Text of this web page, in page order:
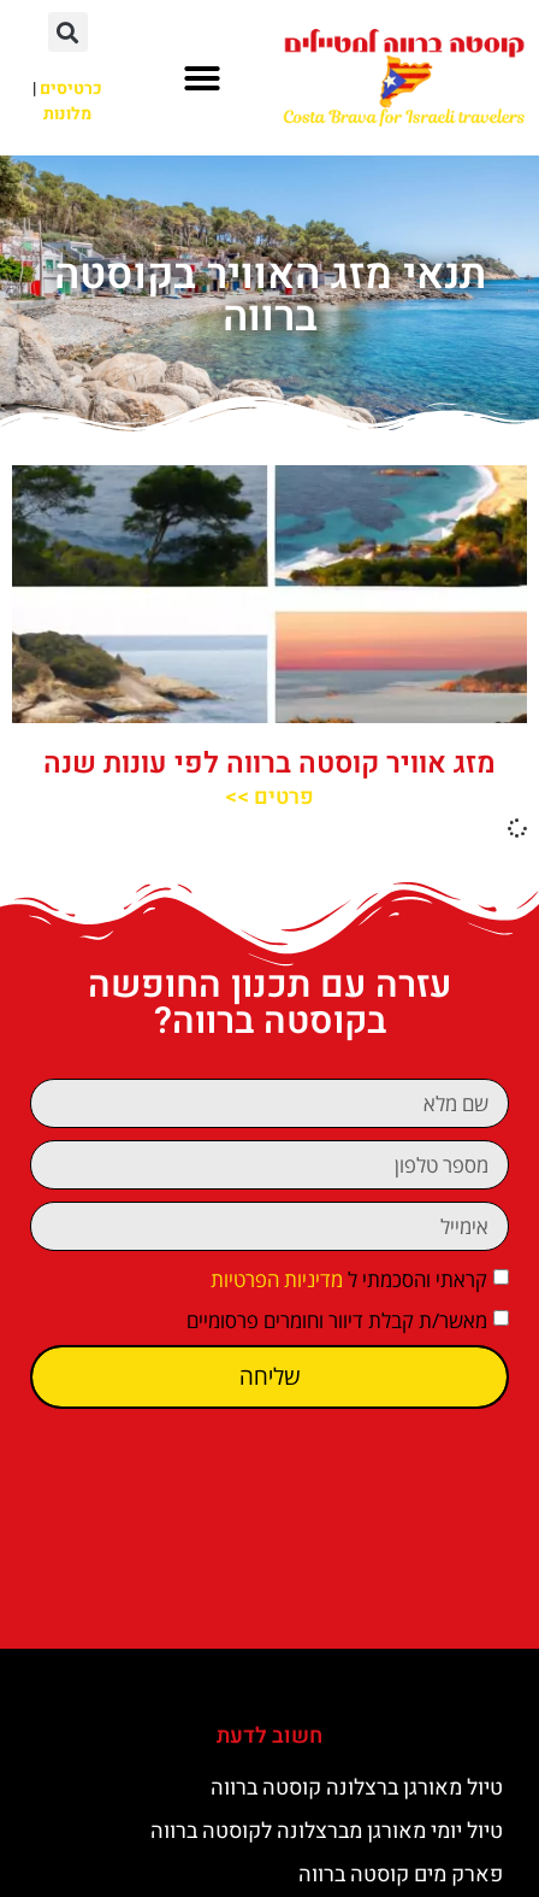
כרטיסים|
מלונות
תנאי מזג האוויר בקוסטה
ברווה
מזג אוויר קוסטה ברווה לפי עונות שנה
פרטים >>
עזרה עם תכנון החופשה
בקוסטה ברווה?
קראתי והסכמתי ל מדיניות הפרטיות
מאשר/ת קבלת דיוור וחומרים פרסומיים
שליחה
חשוב לדעת
טיול מאורגן ברצלונה קוסטה ברווה
טיול יומי מאורגן מברצלונה לקוסטה ברווה
פארק מים קוסטה ברווה